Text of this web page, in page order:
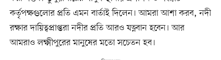
কর্তৃপক্ষগুলোর প্রতি এমন বার্তাই দিলেন। আমরা আশা করব, নদী
রক্ষার দায়িত্বপ্রাপ্তরা নদীর প্রতি আরও যত্নবান হবেন। আর
আমরাও লক্ষ্মীপুরের মানুষের মতো সচেতন হব।